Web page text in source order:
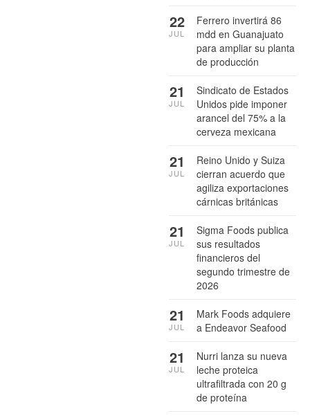
Ferrero invertirá 86
mdd en Guanajuato
para ampliar su planta
de producción
22
JUL
Sindicato de Estados
Unidos pide imponer
arancel del 75% a la
cerveza mexicana
21
JUL
Reino Unido y Suiza
cierran acuerdo que
agiliza exportaciones
cárnicas británicas
21
JUL
Sigma Foods publica
sus resultados
financieros del
segundo trimestre de
2026
21
JUL
Mark Foods adquiere
a Endeavor Seafood
21
JUL
Nurri lanza su nueva
leche proteica
ultrafiltrada con 20 g
de proteína
21
JUL